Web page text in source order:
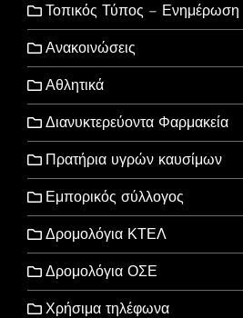
Τοπικός Τύπος – Ενημέρωση
Ανακοινώσεις
Αθλητικά
Διανυκτερεύοντα Φαρμακεία
Πρατήρια υγρών καυσίμων
Εμπορικός σύλλογος
Δρομολόγια ΚΤΕΛ
Δρομολόγια ΟΣΕ
Χρήσιμα τηλέφωνα